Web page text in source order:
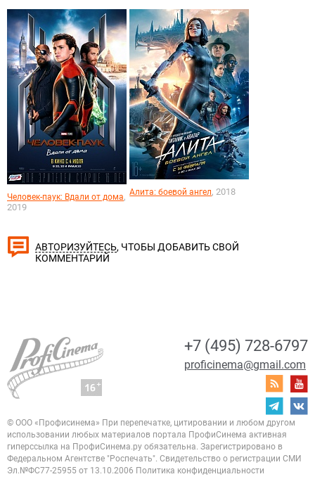
Человек-паук: Вдали от дома,
2019
Алита: боевой ангел, 2018
АВТОРИЗУЙТЕСЬ, ЧТОБЫ ДОБАВИТЬ СВОЙ
КОММЕНТАРИЙ
+7 (495) 728-6797
proficinema@gmail.com
© ООО «Профисинема» При перепечатке, цитировании и любом другом
использовании любых материалов портала ПрофиСинема активная
гиперссылка на ПрофиСинема.ру обязательна. Зарегистрировано в
Федеральном Агентстве "Роспечать". Свидетельство о регистрации СМИ
Эл.№ФС77-25955 от 13.10.2006 Политика конфиденциальности